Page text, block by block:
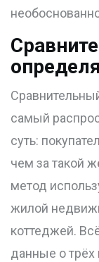
самый
суть:
чем за такой
метод
жилой
коттеджей.
данные о трёх